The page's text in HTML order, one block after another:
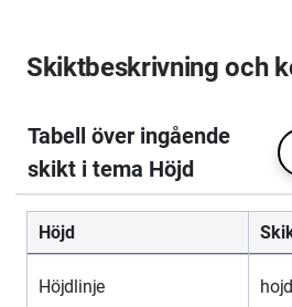
Skiktbeskrivning och
Höjd
Höjdlinje